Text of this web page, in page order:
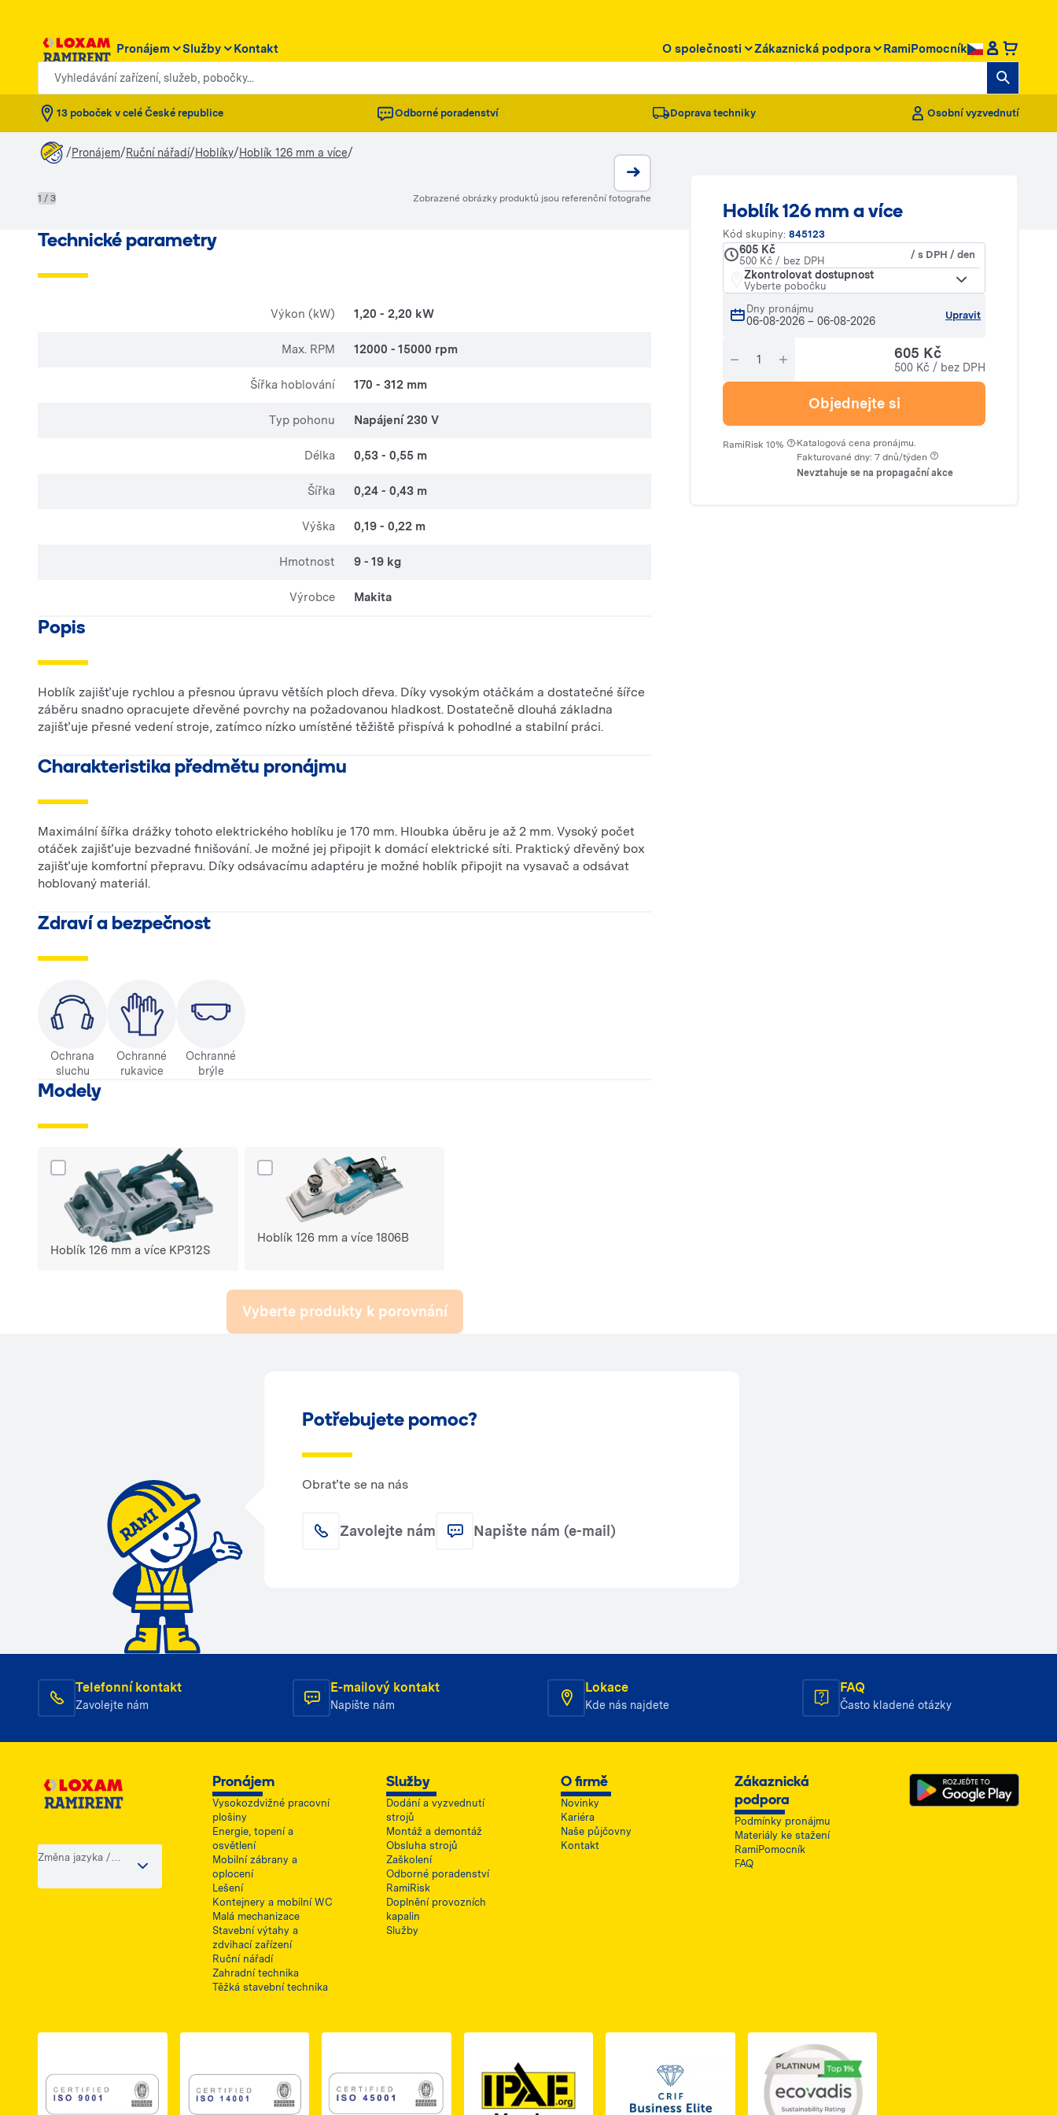
Pronájem Služby Kontakt O společnosti Zákaznická podpora RamiPomocník
Vyhledávání zařízení, služeb, pobočky...
13 poboček v celé České republice Odborné poradenství Doprava techniky Osobní vyzvednutí
/Pronájem/Ruční nářadí/Hoblíky/Hoblík 126 mm a více/
Hoblík 126 mm a více
Kód skupiny: 845123
605 Kč
500 Kč / bez DPH
/ s DPH / den
Zkontrolovat dostupnost
Vyberte pobočku
Dny pronájmu
06-08-2026 – 06-08-2026 Upravit
605 Kč
500 Kč / bez DPH
Objednejte si
RamiRisk 10% ·Katalogová cena pronájmu.
Fakturované dny: 7 dnů/týden
Nevztahuje se na propagační akce
1 / 3 Zobrazené obrázky produktů jsou referenční fotografie
Technické parametry
Výkon (kW) 1,20 - 2,20 kW
Max. RPM 12000 - 15000 rpm
Šířka hoblování 170 - 312 mm
Typ pohonu Napájení 230 V
Délka 0,53 - 0,55 m
Šířka 0,24 - 0,43 m
Výška 0,19 - 0,22 m
Hmotnost 9 - 19 kg
Výrobce Makita
Popis
Hoblík zajišťuje rychlou a přesnou úpravu větších ploch dřeva. Díky vysokým otáčkám a dostatečné šířce
záběru snadno opracujete dřevěné povrchy na požadovanou hladkost. Dostatečně dlouhá základna
zajišťuje přesné vedení stroje, zatímco nízko umístěné těžiště přispívá k pohodlné a stabilní práci.
Charakteristika předmětu pronájmu
Maximální šířka drážky tohoto elektrického hoblíku je 170 mm. Hloubka úběru je až 2 mm. Vysoký počet
otáček zajišťuje bezvadné finišování. Je možné jej připojit k domácí elektrické síti. Praktický dřevěný box
zajišťuje komfortní přepravu. Díky odsávacímu adaptéru je možné hoblík připojit na vysavač a odsávat
hoblovaný materiál.
Zdraví a bezpečnost
Ochrana
sluchu
Ochranné
rukavice
Ochranné
brýle
Modely
Dodaj produkt Hoblík 126 mm a více KP312S do porównania
Hoblík 126 mm a více KP312S
Dodaj produkt Hoblík 126 mm a více 1806B do porównania
Hoblík 126 mm a více 1806B
Vyberte produkty k porovnání
Potřebujete pomoc?
Obraťte se na nás
Zavolejte nám Napište nám (e-mail)
Telefonní kontakt
Zavolejte nám
E-mailový kontakt
Napište nám
Lokace
Kde nás najdete
FAQ
Často kladené otázky
Změna jazyka /
Pronájem
Vysokozdvižné pracovní
plošiny
Energie, topení a
osvětlení
Mobilní zábrany a
oplocení
Lešení
Kontejnery a mobilní WC
Malá mechanizace
Stavební výtahy a
zdvihací zařízení
Ruční nářadí
Zahradní technika
Těžká stavební technika
Služby
Dodání a vyzvednutí
strojů
Montáž a demontáž
Obsluha strojů
Zaškolení
Odborné poradenství
RamiRisk
Doplnění provozních
kapalin
Služby
O firmě
Novinky
Kariéra
Naše půjčovny
Kontakt
Zákaznická
podpora
Podmínky pronájmu
Materiály ke stažení
RamiPomocník
FAQ
Link do dokumentu PDF z certyfikatem ISO 1, otwiera się w nowej karcie
Link do dokumentu PDF z certyfikatem ISO 2, otwiera się w nowej karcie
Link do dokumentu PDF z certyfikatem ISO 3, otwiera się w nowej karcieLink do dokumentu PDF z certyfikatem Business Elite, otwiera się